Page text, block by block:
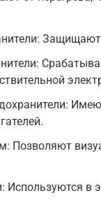
Позволяют
в